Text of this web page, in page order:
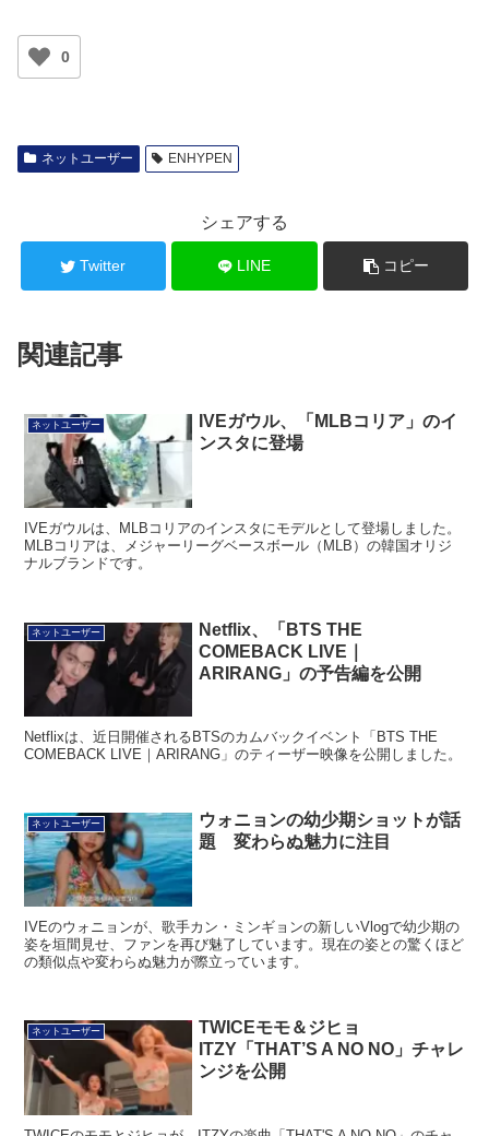
0
ネットユーザー ENHYPEN
シェアする
Twitter LINE コピー
関連記事
ネットユーザー
IVEガウル、「MLBコリア」のイ
ンスタに登場
IVEガウルは、MLBコリアのインスタにモデルとして登場しました。
MLBコリアは、メジャーリーグベースボール（MLB）の韓国オリジ
ナルブランドです。
ネットユーザー
Netflix、「BTS THE
COMEBACK LIVE｜
ARIRANG」の予告編を公開
Netflixは、近日開催されるBTSのカムバックイベント「BTS THE
COMEBACK LIVE｜ARIRANG」のティーザー映像を公開しました。
ネットユーザー
ウォニョンの幼少期ショットが話
題 変わらぬ魅力に注目
IVEのウォニョンが、歌手カン・ミンギョンの新しいVlogで幼少期の
姿を垣間見せ、ファンを再び魅了しています。現在の姿との驚くほど
の類似点や変わらぬ魅力が際立っています。
ネットユーザー
TWICEモモ＆ジヒョ
ITZY「THAT’S A NO NO」チャレ
ンジを公開